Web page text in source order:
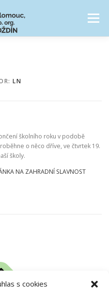
s cookies
Menu
LN
školního roku v podobě
o něco dříve, ve čtvrtek 19.
školy.
NA ZAHRADNÍ SLAVNOST